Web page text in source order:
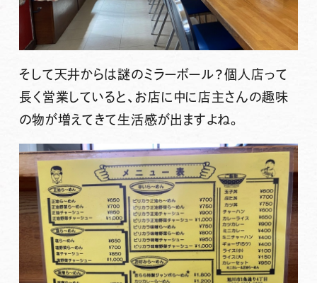
そして天井からは謎のミラーボール？個人店って
長く営業していると、お店に中に店主さんの趣味
の物が増えてきて生活感が出ますよね。